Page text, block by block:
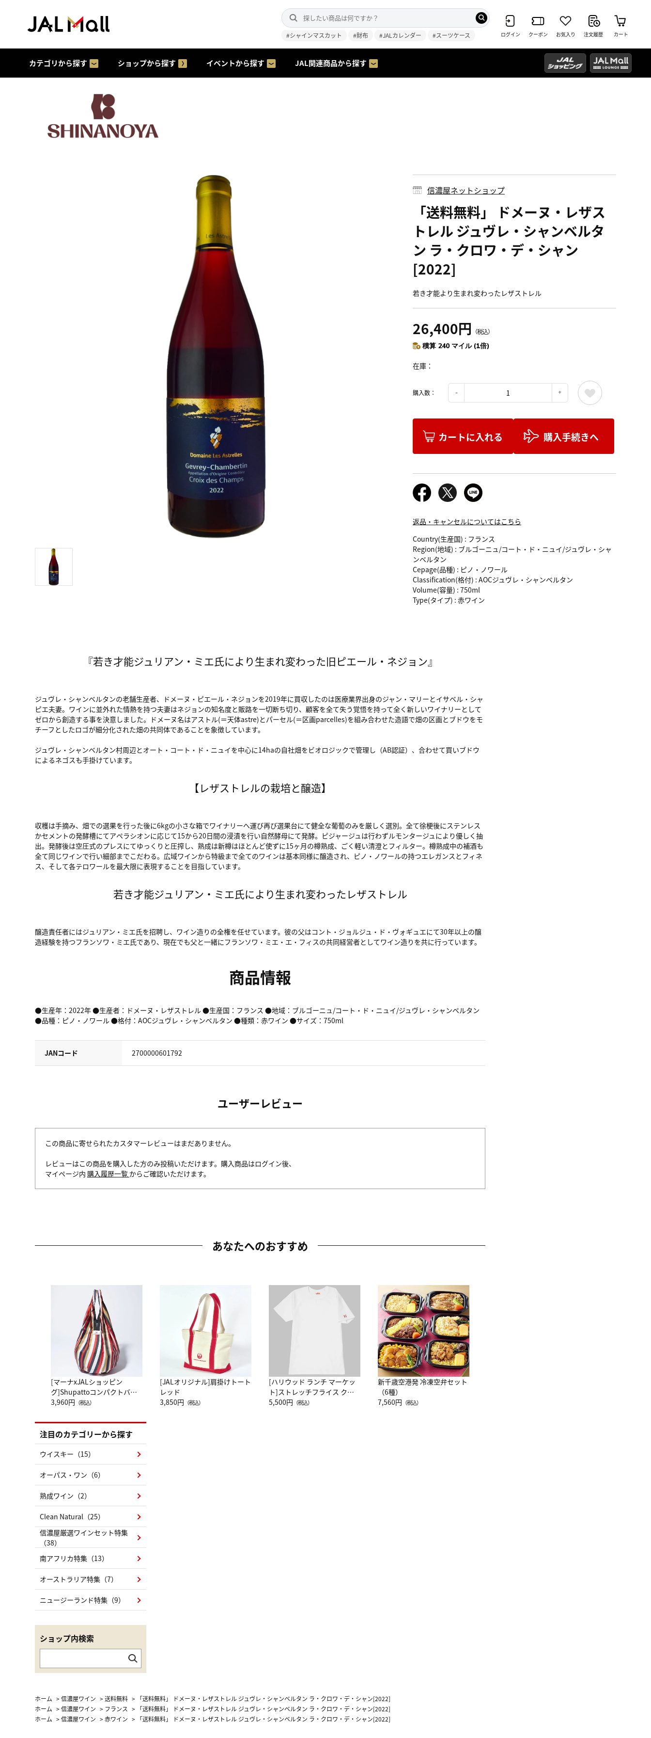
#シャインマスカット #財布 #JALカレンダー #スーツケース ログイン クーポン お気入り 注文履歴 カート
カテゴリから探す ショップから探す イベントから探す JAL関連商品から探す
信濃屋ネットショップ
「送料無料」 ドメーヌ・レザス
トレル ジュヴレ・シャンベルタ
ン ラ・クロワ・デ・シャン
[2022]
若き才能より生まれ変わったレザストレル
26,400円 （税込）
積算 240 マイル (1倍)
在庫
購入数：
カートに入れる 購入手続きへ
返品・キャンセルについてはこちら
Country(生産国) : フランス
Region(地域) : ブルゴーニュ/コート・ド・ニュイ/ジュヴレ・シャ
ンベルタン
Cepage(品種) : ピノ・ノワール
Classification(格付) : AOCジュヴレ・シャンベルタン
Volume(容量) : 750ml
Type(タイプ) : 赤ワイン
『若き才能ジュリアン・ミエ氏により生まれ変わった旧ピエール・ネジョン』
ジュヴレ・シャンベルタンの老舗生産者、ドメーヌ・ピエール・ネジョンを2019年に買収したのは医療業界出身のジャン・マリーとイサベル・シャ
ピエ夫妻。ワインに並外れた情熱を持つ夫妻はネジョンの知名度と販路を一切断ち切り、顧客を全て失う覚悟を持って全く新しいワイナリーとして
ゼロから創造する事を決意しました。ドメーヌ名はアストル(＝天体astre)とパーセル(＝区画parcelles)を組み合わせた造語で畑の区画とブドウをモ
チーフとしたロゴが細分化された畑の共同体であることを象徴しています。
ジュヴレ・シャンベルタン村周辺とオート・コート・ド・ニュイを中心に14haの自社畑をビオロジックで管理し（AB認証）、合わせて買いブドウ
によるネゴスも手掛けています。
【レザストレルの栽培と醸造】
収穫は手摘み、畑での選果を行った後に6kgの小さな箱でワイナリーへ運び再び選果台にて健全な葡萄のみを厳しく選別。全て徐梗後にステンレス
かセメントの発酵槽にてアペラシオンに応じて15から20日間の浸漬を行い自然酵母にて発酵。ピジャージュは行わずルモンタージュにより優しく抽
出。発酵後は空圧式のプレスにてゆっくりと圧搾し、熟成は新樽はほとんど使ずに15ヶ月の樽熟成、ごく軽い清澄とフィルター。樽熟成中の補酒も
全て同じワインで行い細部までこだわる。広域ワインから特級まで全てのワインは基本同様に醸造され、ピノ・ノワールの持つエレガンスとフィネ
ス、そして各テロワールを最大限に表現することを目指しています。
若き才能ジュリアン・ミエ氏により生まれ変わったレザストレル
醸造責任者にはジュリアン・ミエ氏を招聘し、ワイン造りの全権を任せています。彼の父はコント・ジョルジュ・ド・ヴォギュエにて30年以上の醸
造経験を持つフランソワ・ミエ氏であり、現在でも父と一緒にフランソワ・ミエ・エ・フィスの共同経営者としてワイン造りを共に行っています。
商品情報
●生産年：2022年 ●生産者：ドメーヌ・レザストレル ●生産国：フランス ●地域：ブルゴーニュ/コート・ド・ニュイ/ジュヴレ・シャンベルタン
●品種：ピノ・ノワール ●格付：AOCジュヴレ・シャンベルタン ●種類：赤ワイン ●サイズ：750ml
JANコード 2700000601792
ユーザーレビュー
この商品に寄せられたカスタマーレビューはまだありません。
レビューはこの商品を購入した方のみ投稿いただけます。購入商品はログイン後、
マイページ内 購入履歴一覧 からご確認いただけます。
あなたへのおすすめ
[マーナxJALショッピン
グ]Shupattoコンパクトバッ
グ Drop JAL客室乗務員
3,960円 （税込）
[JALオリジナル]肩掛けトート
レッド
3,850円 （税込）
[ハリウッド ランチ マーケッ
ト]ストレッチフライス クル
ーネック別注半袖Ｔシャツ
5,500円 （税込）
新千歳空港発 冷凍空弁セット
（6種）
7,560円 （税込）
注目のカテゴリーから探す
ウイスキー（15）
オーパス・ワン（6）
熟成ワイン（2）
Clean Natural（25）
信濃屋厳選ワインセット特集
（38）
南アフリカ特集（13）
オーストラリア特集（7）
ニュージーランド特集（9）
ショップ内検索
ホーム >信濃屋ワイン >送料無料 > 「送料無料」 ドメーヌ・レザストレル ジュヴレ・シャンベルタン ラ・クロワ・デ・シャン[2022]
ホーム >信濃屋ワイン > フランス > 「送料無料」 ドメーヌ・レザストレル ジュヴレ・シャンベルタン ラ・クロワ・デ・シャン[2022]
ホーム >信濃屋ワイン >赤ワイン > 「送料無料」 ドメーヌ・レザストレル ジュヴレ・シャンベルタン ラ・クロワ・デ・シャン[2022]